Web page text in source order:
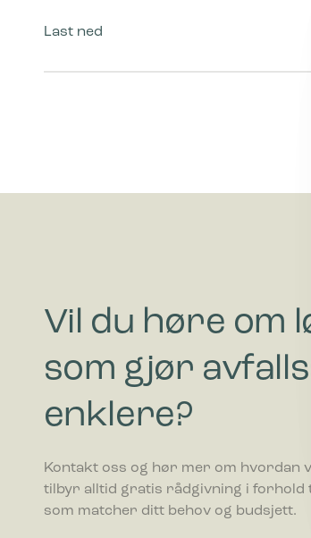
Last ned
Vil du høre om
som gjør
enklere?
Kontakt oss og hør mer om hvordan
tilbyr alltid gratis rådgivning i forhold
som matcher ditt behov og budsjett.